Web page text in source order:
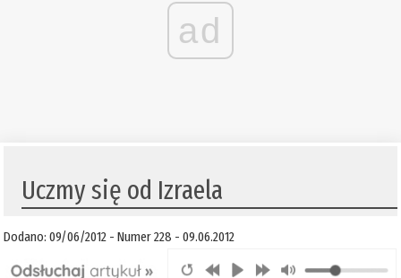
ad
Uczmy się od Izraela
Dodano: 09/06/2012 - Numer 228 - 09.06.2012